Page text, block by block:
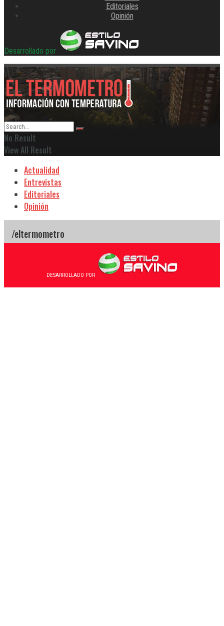
Editoriales
Opinión
Desarrollado por
No Result
View All Result
Actualidad
Entrevistas
Editoriales
Opinión
DESARROLLADO POR